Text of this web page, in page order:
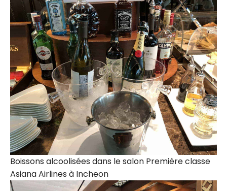
Boissons alcoolisées dans le salon Première classe
Asiana Airlines à Incheon